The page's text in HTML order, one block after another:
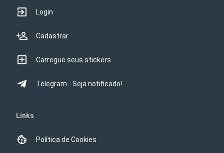
Login
Cadastrar
Carregue seus stickers
Telegram - Seja notificado!
Links
Política de Cookies